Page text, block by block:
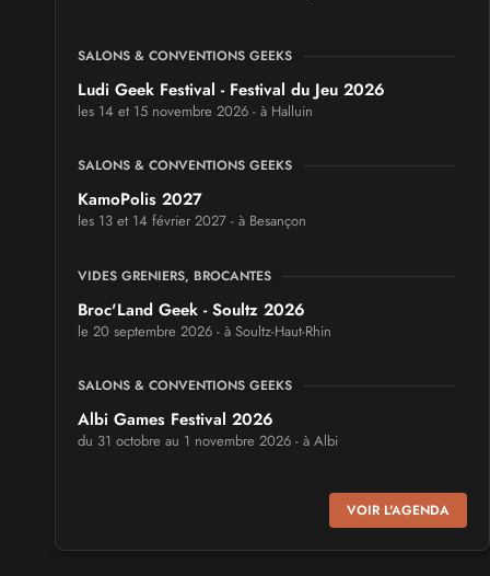
SALONS & CONVENTIONS GEEKS
Ludi Geek Festival - Festival du Jeu 2026
les 14 et 15 novembre 2026 - à Halluin
SALONS & CONVENTIONS GEEKS
KamoPolis 2027
les 13 et 14 février 2027 - à Besançon
VIDES GRENIERS, BROCANTES
Broc'Land Geek - Soultz 2026
le 20 septembre 2026 - à Soultz-Haut-Rhin
SALONS & CONVENTIONS GEEKS
Albi Games Festival 2026
du 31 octobre au 1 novembre 2026 - à Albi
Virtual Calais - salon du jeu vidéo et des loisirs
numériques 2026
VOIR L'AGENDA